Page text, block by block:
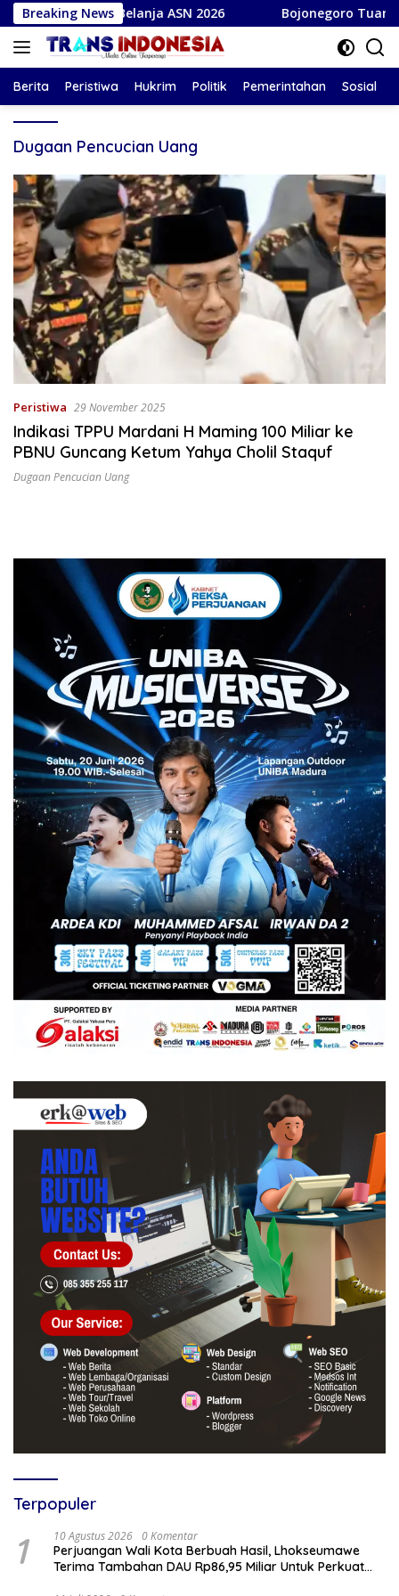
Langsung
ke
konten
Breaking News
Perkuat Belanja ASN 2026 Bojonegoro Tuan Rumah
Berita Peristiwa Hukrim Politik Pemerintahan Sosial
Dugaan Pencucian Uang
Peristiwa 29 November 2025
Indikasi TPPU Mardani H Maming 100 Miliar ke
PBNU Guncang Ketum Yahya Cholil Staquf
Dugaan Pencucian Uang
Terpopuler
1 10 Agustus 2026 0 Komentar
Perjuangan Wali Kota Berbuah Hasil, Lhokseumawe
Terima Tambahan DAU Rp86,95 Miliar Untuk Perkuat